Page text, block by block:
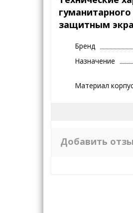
гуманитарного
защитным
Бренд
Назначение
Материал
Добавить